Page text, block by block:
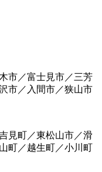
市／富士見市／三芳
市／入間市／狭山市
見町／東松山市／滑
町／越生町／小川町